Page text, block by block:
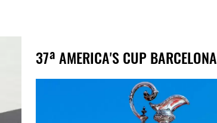
37ª AMERICA'S CUP BARCELONA